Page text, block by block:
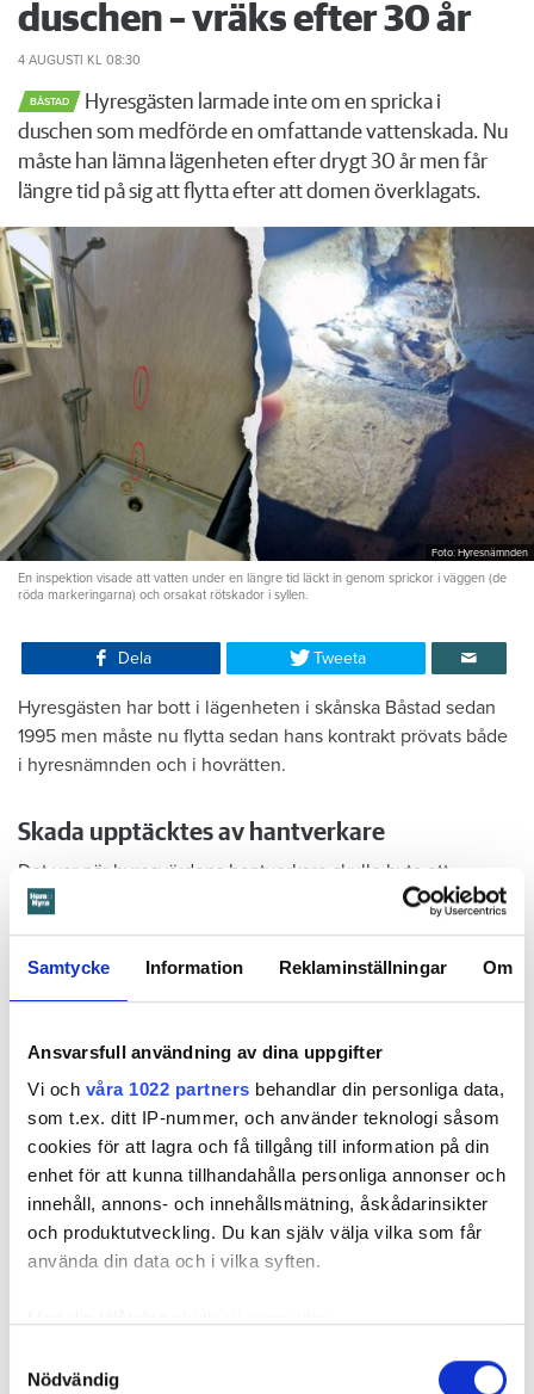
Samtycke Information Reklaminställningar Om
Ansvarsfull användning av dina uppgifter
Vi och våra 1022 partners behandlar din personliga data,
som t.ex. ditt IP-nummer, och använder teknologi såsom
cookies för att lagra och få tillgång till information på din
enhet för att kunna tillhandahålla personliga annonser och
innehåll, annons- och innehållsmätning, åskådarinsikter
och produktutveckling. Du kan själv välja vilka som får
använda din data och i vilka syften.
som kan ha en noggrannhet på upp till flera meter
Nödvändig
duschen – vräks efter 30 år
4 AUGUSTI KL 08:30
BÅSTAD
Hyresgästen larmade inte om en spricka i
duschen som medförde en omfattande vattenskada. Nu
måste han lämna lägenheten efter drygt 30 år men får
längre tid på sig att flytta efter att domen överklagats.
Foto: Hyresnämnden
En inspektion visade att vatten under en längre tid läckt in genom sprickor i väggen (de
röda markeringarna) och orsakat rötskador i syllen.
Dela Tweeta
Hyresgästen har bott i lägenheten i skånska Båstad sedan
1995 men måste nu flytta sedan hans kontrakt prövats både
i hyresnämnden och i hovrätten.
Skada upptäcktes av hantverkare
Det var när hyresvärdens hantverkare skulle byta ett
duschmunstycke under hösten förra året som en spricka i
plastmattan på väggen i duschen upptäcktes. Strax efter
detta lät värden ett företag göra en besiktning av
vattenskador.
Därför sade den privata hyresvärden upp hyreskontraktet
med hänvisning till att hyresgästen inte iakttagit sin så
kallade vårdplikt (se faktaruta). Eftersom han inte gick med
på att flytta fick hyresnämnden i Malmö pröva
uppsägningen.